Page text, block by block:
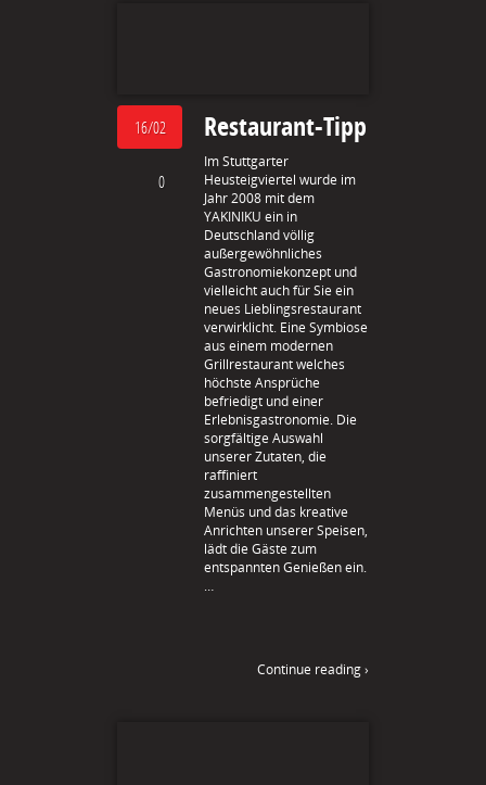
16/02
0
Restaurant-Tipp
Im Stuttgarter
Heusteigviertel wurde im
Jahr 2008 mit dem
YAKINIKU ein in
Deutschland völlig
außergewöhnliches
Gastronomiekonzept und
vielleicht auch für Sie ein
neues Lieblingsrestaurant
verwirklicht. Eine Symbiose
aus einem modernen
Grillrestaurant welches
höchste Ansprüche
befriedigt und einer
Erlebnisgastronomie. Die
sorgfältige Auswahl
unserer Zutaten, die
raffiniert
zusammengestellten
Menüs und das kreative
Anrichten unserer Speisen,
lädt die Gäste zum
entspannten Genießen ein.
…
Continue reading ›